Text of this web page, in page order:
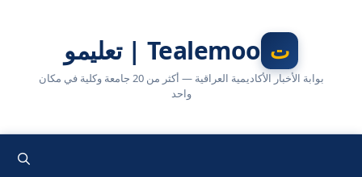
Tealemoo | تعليمو
بوابة الأخبار الأكاديمية العراقية — أكثر من 20 جامعة وكلية في مكان
واحد